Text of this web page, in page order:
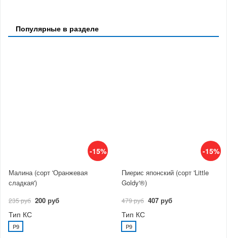
Популярные в разделе
-15%
Малина (сорт 'Оранжевая
сладкая')
235 руб 200 руб
Тип КС
P9
-15%
Пиерис японский (сорт 'Little
Goldy'®)
479 руб 407 руб
Тип КС
P9